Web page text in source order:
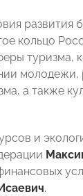
развития
кольцо
туризма,
молодежи,
а также
и
.